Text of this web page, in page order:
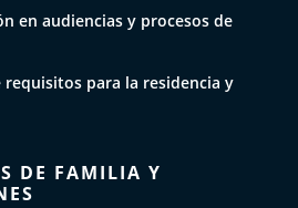
en audiencias y procesos de
requisitos para la residencia y
DE FAMILIA Y